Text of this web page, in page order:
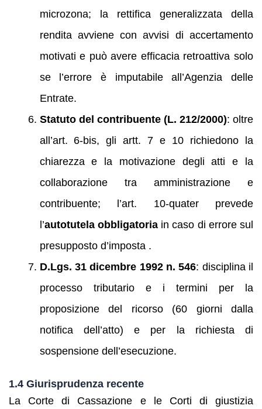
microzona; la rettifica generalizzata della
rendita avviene con avvisi di accertamento
motivati e può avere efficacia retroattiva solo
se l’errore è imputabile all’Agenzia delle
Entrate.
Statuto del contribuente (L. 212/2000): oltre
all’art. 6‑bis, gli artt. 7 e 10 richiedono la
chiarezza e la motivazione degli atti e la
collaborazione tra amministrazione e
contribuente; l’art. 10‑quater prevede
l’autotutela obbligatoriain caso di errore sul
presupposto d’imposta .
D.Lgs. 31 dicembre 1992 n. 546: disciplina il
processo tributario e i termini per la
proposizione del ricorso (60 giorni dalla
notifica dell’atto) e per la richiesta di
sospensione dell’esecuzione.
1.4 Giurisprudenza recente
La Corte di Cassazione e le Corti di giustizia